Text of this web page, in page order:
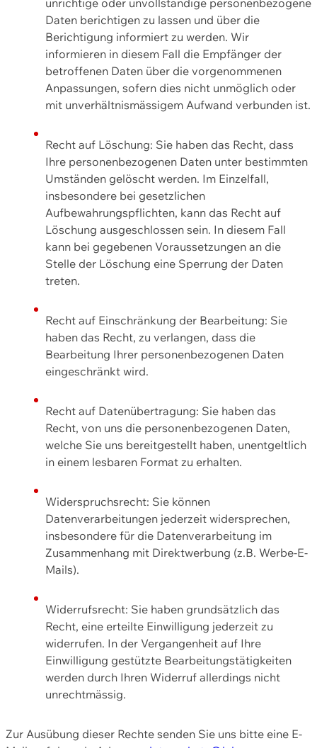
Daten berichtigen zu lassen und über die
Berichtigung informiert zu werden. Wir
informieren in diesem Fall die Empfänger der
betroffenen Daten über die vorgenommenen
Anpassungen, sofern dies nicht unmöglich oder
mit unverhältnismässigem Aufwand verbunden ist.
Recht auf Löschung: Sie haben das Recht, dass
Ihre personenbezogenen Daten unter bestimmten
Umständen gelöscht werden. Im Einzelfall,
insbesondere bei gesetzlichen
Aufbewahrungspflichten, kann das Recht auf
Löschung ausgeschlossen sein. In diesem Fall
kann bei gegebenen Voraussetzungen an die
Stelle der Löschung eine Sperrung der Daten
treten.
Recht auf Einschränkung der Bearbeitung: Sie
haben das Recht, zu verlangen, dass die
Bearbeitung Ihrer personenbezogenen Daten
eingeschränkt wird.
Recht auf Datenübertragung: Sie haben das
Recht, von uns die personenbezogenen Daten,
welche Sie uns bereitgestellt haben, unentgeltlich
in einem lesbaren Format zu erhalten.
Widerspruchsrecht: Sie können
Datenverarbeitungen jederzeit widersprechen,
insbesondere für die Datenverarbeitung im
Zusammenhang mit Direktwerbung (z.B. Werbe-E-
Mails).
Widerrufsrecht: Sie haben grundsätzlich das
Recht, eine erteilte Einwilligung jederzeit zu
widerrufen. In der Vergangenheit auf Ihre
Einwilligung gestützte Bearbeitungstätigkeiten
werden durch Ihren Widerruf allerdings nicht
unrechtmässig.
Zur Ausübung dieser Rechte senden Sie uns bitte eine E-